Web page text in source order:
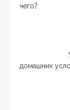
чего?
домашних